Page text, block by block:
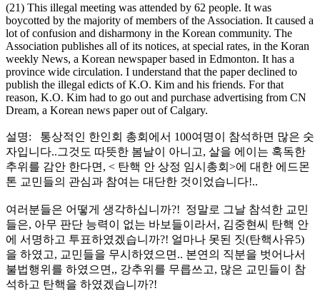
(21) This illegal meeting was attended by 62 people. It was
boycotted by the majority of members of the Association. It caused a
lot of confusion and disharmony in the Korean community. The
Association publishes all of its notices, at special rates, in the Koran
weekly News, a Korean newspaper based in Edmonton. It has a
province wide circulation. I understand that the paper declined to
publish the illegal edicts of K.O. Kim and his friends. For that
reason, K.O. Kim had to go out and purchase advertising from CN
Dream, a Korean news paper out of Calgary.
설명: 통상적인 한인회 총회에서 100여명이 참석하면 많은 숫
자입니다..그것도 따뜻한 봄날이 아니고, 살을 에이는 혹독한
추위를 감안 한다면, < 탄핵 안 상정 임시총회>에 대한 에드몬
톤 교민들의 관심과 참여는 대단한 것이었습니다!..
여러분들은 어떻게 생각하십니까?! 정말로 그날 참석한 교민
들은, 아무 판단 능력이 없는 바보들이라서, 김중현씨 탄핵 안
에 서명하고 투표하였겠습니까?! 얼마나 못된 짓(탄핵사유5)
을 하였고, 교민들을 무시하였으면.. 본연의 직분을 벗어나서
불법행위를 하였으면,, 강추위를 무릅쓰고, 많은 교민들이 참
석하고 탄핵을 하였겠습니까?!